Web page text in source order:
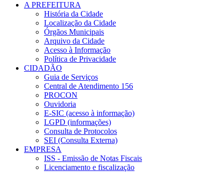
A PREFEITURA
História da Cidade
Localização da Cidade
Órgãos Municipais
Arquivo da Cidade
Acesso à Informação
Política de Privacidade
CIDADÃO
Guia de Serviços
Central de Atendimento 156
PROCON
Ouvidoria
E-SIC (acesso à informação)
LGPD (informações)
Consulta de Protocolos
SEI (Consulta Externa)
EMPRESA
ISS - Emissão de Notas Fiscais
Licenciamento e fiscalização